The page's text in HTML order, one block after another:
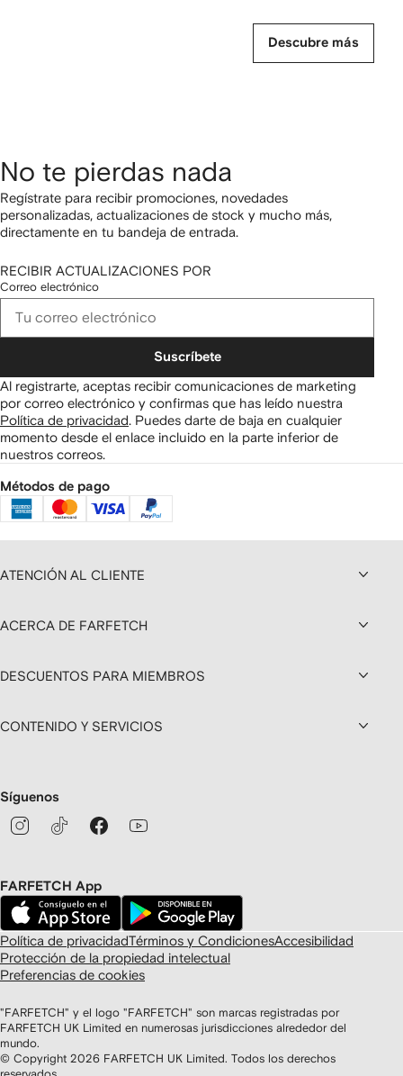
Descubre más
No te pierdas nada
Regístrate para recibir promociones, novedades
personalizadas, actualizaciones de stock y mucho más,
directamente en tu bandeja de entrada.
RECIBIR ACTUALIZACIONES POR
Correo electrónico
Suscríbete
Al registrarte, aceptas recibir comunicaciones de marketing
por correo electrónico y confirmas que has leído nuestra
Política de privacidad Puedes darte de baja en cualquier
momento desde el enlace incluido en la parte inferior de
nuestros correos.
Métodos de pago
ATENCIÓN AL CLIENTE
ACERCA DE FARFETCH
DESCUENTOS PARA MIEMBROS
CONTENIDO Y SERVICIOS
Síguenos
FARFETCH App
Política de privacidadTérminos y CondicionesAccesibilidad
Protección de la propiedad intelectual
Preferencias de cookies
"FARFETCH" y el logo "FARFETCH" son marcas registradas por
FARFETCH UK Limited en numerosas jurisdicciones alrededor del
mundo.
© Copyright 2026 FARFETCH UK Limited. Todos los derechos